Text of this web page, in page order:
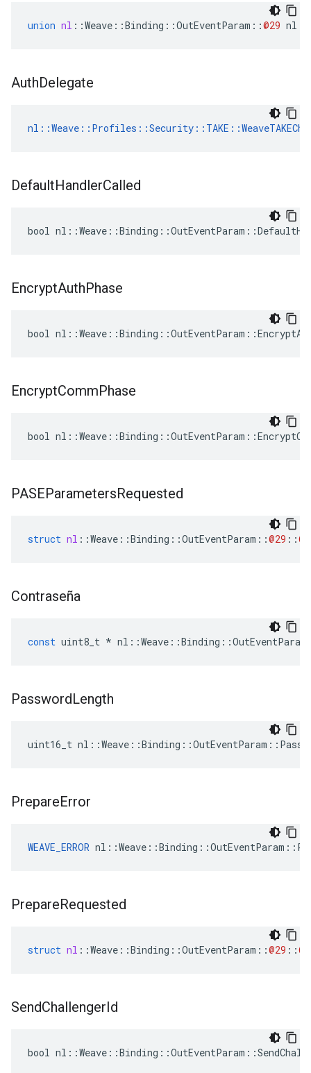
union nl ::Weave ::Binding ::OutEventParam ::@29 nl
AuthDelegate
DefaultHandlerCalled
bool
EncryptAuthPhase
bool
EncryptCommPhase
bool
PASEParametersRequested
struct nl ::Weave ::Binding ::OutEventParam ::@29 ::
Contraseña
const uint8_t * nl ::Weave ::Binding ::OutEventParam
PasswordLength
uint16_t
PrepareError
WEAVE_ERROR
PrepareRequested
struct nl ::Weave ::Binding ::OutEventParam ::@29 ::
SendChallengerId
bool